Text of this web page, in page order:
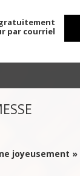
gratuitement
par courriel
joyeusement »